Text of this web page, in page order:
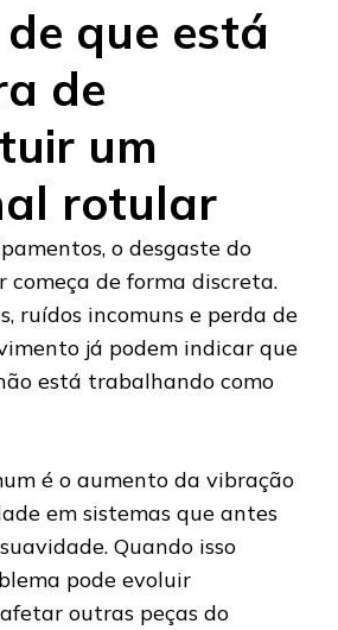
que está
de
um
rotular
o desgaste do
de forma discreta.
ruídos incomuns e perda de
já podem indicar que
está trabalhando como
é o aumento da vibração
em sistemas que antes
Quando isso
pode evoluir
outras peças do